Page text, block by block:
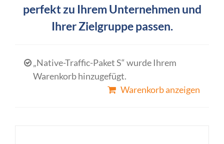
perfekt zu Ihrem Unternehmen und
Ihrer Zielgruppe passen.
„Native-Traffic-Paket S“ wurde Ihrem
Warenkorb hinzugefügt.
Warenkorb anzeigen